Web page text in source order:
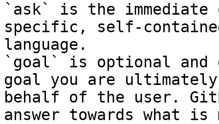
`ask` is the
specific, self-
language.
`goal` is optional and
goal you are
behalf of the user.
answer towards what